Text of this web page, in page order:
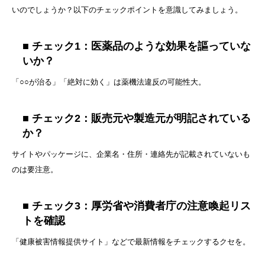
いのでしょうか？以下のチェックポイントを意識してみましょう。
■ チェック1：医薬品のような効果を謳っていな
いか？
「○○が治る」「絶対に効く」は薬機法違反の可能性大。
■ チェック2：販売元や製造元が明記されている
か？
サイトやパッケージに、企業名・住所・連絡先が記載されていないも
のは要注意。
■ チェック3：厚労省や消費者庁の注意喚起リス
トを確認
「健康被害情報提供サイト」などで最新情報をチェックするクセを。